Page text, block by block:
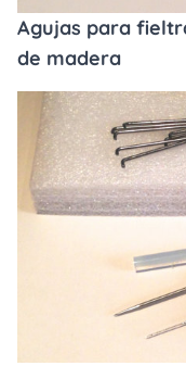
Agujas para
de madera